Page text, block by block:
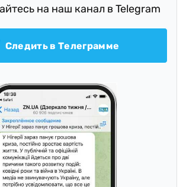
на наш канал в Telegram
Следить в Телеграмме